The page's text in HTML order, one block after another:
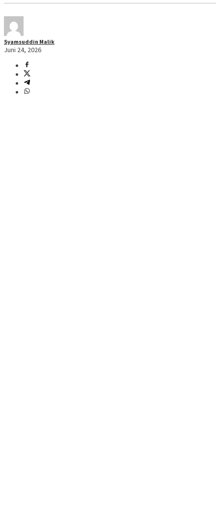
Syamsuddin Malik
Juni 24, 2026